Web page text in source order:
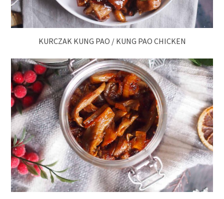
KURCZAK KUNG PAO / KUNG PAO CHICKEN